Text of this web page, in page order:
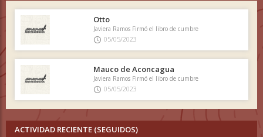
Otto
Javiera Ramos Firmó el libro de cumbre
05/05/2023
Mauco de Aconcagua
Javiera Ramos Firmó el libro de cumbre
05/05/2023
ACTIVIDAD RECIENTE (SEGUIDOS)